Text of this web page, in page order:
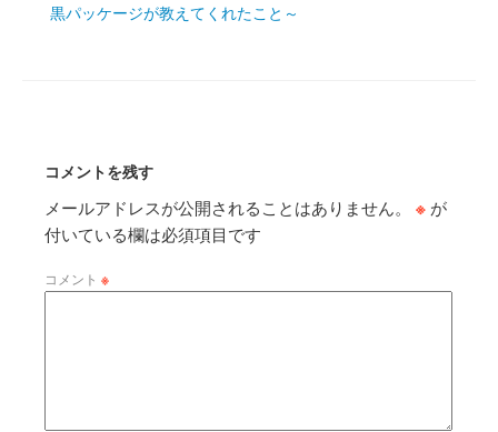
黒パッケージが教えてくれたこと～
コメントを残す
メールアドレスが公開されることはありません。 ※ が
付いている欄は必須項目です
コメント ※